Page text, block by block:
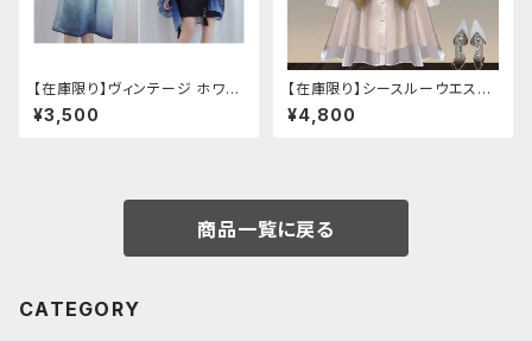
【在庫限り】ヴィンテージ ホワイ
トタイガー チョンサム ショートス
リーブ
¥3,500
【在庫限り】シースルーウエスト
ベルトワンピースセットアップ（ラ
イトピンク：Lサイズ
¥4,800
商品一覧に戻る
CATEGORY